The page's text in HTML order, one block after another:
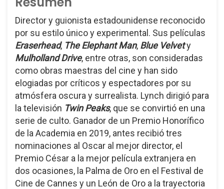
Director y guionista estadounidense reconocido
por su estilo único y experimental. Sus películas
Eraserhead, The Elephant Man, Blue Velvety
Mulholland Drive, entre otras, son consideradas
como obras maestras del cine y han sido
elogiadas por críticos y espectadores por su
atmósfera oscura y surrealista. Lynch dirigió para
la televisión Twin Peaks, que se convirtió en una
serie de culto. Ganador de un Premio Honorífico
de la Academia en 2019, antes recibió tres
nominaciones al Oscar al mejor director, el
Premio César a la mejor película extranjera en
dos ocasiones, la Palma de Oro en el Festival de
Cine de Cannes y un León de Oro a la trayectoria